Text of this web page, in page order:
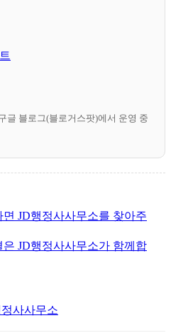
글 블로그(블로거스팟)에서 운영 중
JD행정사사무소를 찾아주
은 JD행정사사무소가 함께합